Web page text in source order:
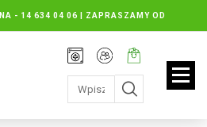
- 14 634 04 06 | ZAPRASZAMY OD
8.30 DO 16.30, SOBOTY: 8.30 DO 13.00
Rejestracja
Moje
konto
Twój
koszyk:
jest
pusty